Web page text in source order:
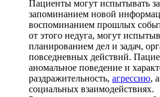
Пациенты могут испытывать
запоминанием новой
воспоминанием прошлых
от этого недуга, могут
планированием дел и задач,
повседневных действий.
аномальное поведение и
раздражительность, агрессию,
социальных взаимодействиях.